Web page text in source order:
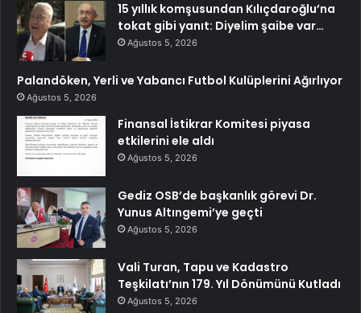
15 yıllık komşusundan Kılıçdaroğlu’na
tokat gibi yanıt: Diyelim şaibe var…
Ağustos 5, 2026
Palandöken, Yerli ve Yabancı Futbol Kulüplerini Ağırlıyor
Ağustos 5, 2026
Finansal İstikrar Komitesi piyasa
etkilerini ele aldı
Ağustos 5, 2026
Gediz OSB’de başkanlık görevi Dr.
Yunus Altıngemi’ye geçti
Ağustos 5, 2026
Vali Turan, Tapu ve Kadastro
Teşkilatı’nın 179. Yıl Dönümünü Kutladı
Ağustos 5, 2026